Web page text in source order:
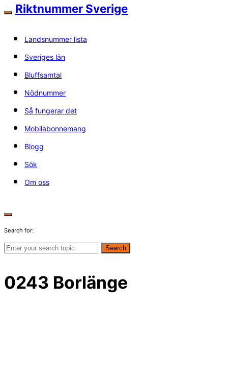
Riktnummer Sverige
Landsnummer lista
Sveriges län
Bluffsamtal
Nödnummer
Så fungerar det
Mobilabonnemang
Blogg
Sök
Om oss
Search for:
Search
0243 Borlänge